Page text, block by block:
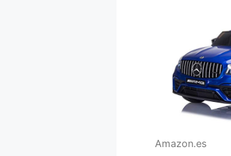
Amazon.es